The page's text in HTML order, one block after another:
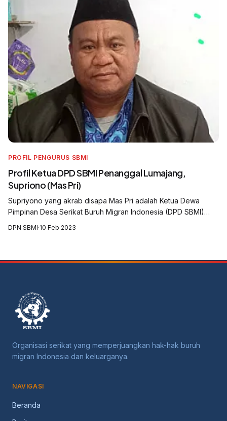
PROFIL PENGURUS SBMI
Profil Ketua DPD SBMI Penanggal Lumajang,
Supriono (Mas Pri)
Supriyono yang akrab disapa Mas Pri adalah Ketua Dewa
Pimpinan Desa Serikat Buruh Migran Indonesia (DPD SBMI)
DPN SBMI·10 Feb 2023
Organisasi serikat yang memperjuangkan hak-hak buruh
migran Indonesia dan keluarganya.
NAVIGASI
Beranda